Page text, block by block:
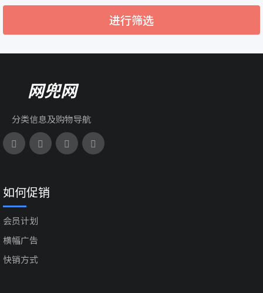
进行筛选
网兜网
分类信息及购物导航
如何促销
会员计划
横幅广告
快销方式